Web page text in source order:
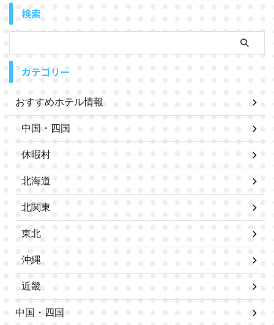
検索
カテゴリー
おすすめホテル情報
中国・四国
休暇村
北海道
北関東
東北
沖縄
近畿
中国・四国